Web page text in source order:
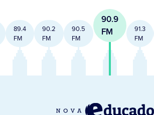
89.4
FM
90.2
FM
90.5
FM
90.9
FM
91.3
FM